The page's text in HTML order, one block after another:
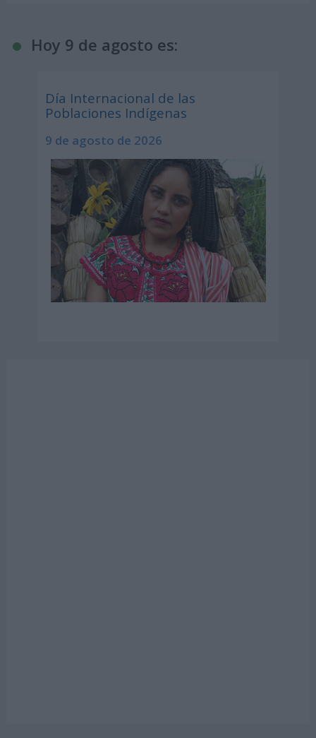
Hoy 9 de agosto es:
Día Internacional de las
Poblaciones Indígenas
9 de agosto de 2026